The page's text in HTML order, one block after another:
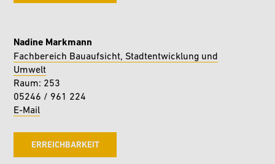
Nadine Markmann
Fachbereich Bauaufsicht, Stadtentwicklung und
Umwelt
Raum: 253
05246 / 961 224
E-Mail
ERREICHBARKEIT